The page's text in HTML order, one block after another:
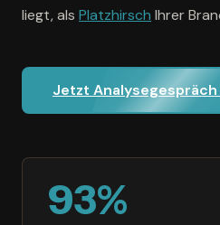
liegt, als Platzhirsch Ihrer
Jetzt
93%